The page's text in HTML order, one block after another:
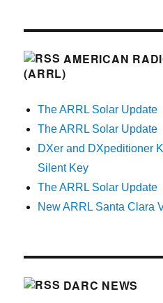
AMERICAN
(ARRL)
The ARRL Solar Update
The ARRL Solar Update
DXer and DXpeditioner
Silent Key
The ARRL Solar Update
New ARRL Santa Clara
DARC NEWS